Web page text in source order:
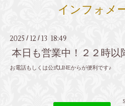
インフォメ
2025 / 12 / 13 18:49
本日も営業中！２２時以
お電話もしくは公式LINEからが便利です♪